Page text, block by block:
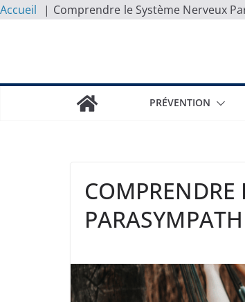
Accueil
Comprendre le Système Nerveux
PRÉVENTION
COMPRENDRE